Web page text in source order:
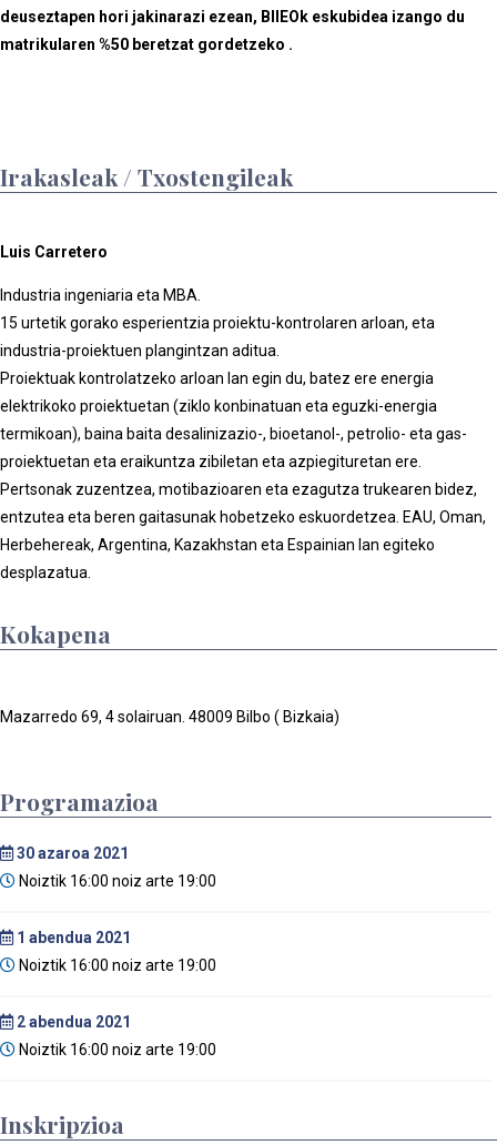
deuseztapen hori jakinarazi ezean, BIIEOk eskubidea izango du
matrikularen %50 beretzat gordetzeko .
Irakasleak / Txostengileak
Luis Carretero
Industria ingeniaria eta MBA.
15 urtetik gorako esperientzia proiektu-kontrolaren arloan, eta
industria-proiektuen plangintzan aditua.
Proiektuak kontrolatzeko arloan lan egin du, batez ere energia
elektrikoko proiektuetan (ziklo konbinatuan eta eguzki-energia
termikoan), baina baita desalinizazio-, bioetanol-, petrolio- eta gas-
proiektuetan eta eraikuntza zibiletan eta azpiegituretan ere.
Pertsonak zuzentzea, motibazioaren eta ezagutza trukearen bidez,
entzutea eta beren gaitasunak hobetzeko eskuordetzea. EAU, Oman,
Herbehereak, Argentina, Kazakhstan eta Espainian lan egiteko
desplazatua.
Kokapena
Mazarredo 69, 4 solairuan. 48009 Bilbo ( Bizkaia)
Programazioa
30azaroa 2021
Noiztik 16:00 noiz arte 19:00
1 abendua 2021
Noiztik 16:00 noiz arte 19:00
2abendua 2021
Noiztik 16:00 noiz arte 19:00
Inskripzioa